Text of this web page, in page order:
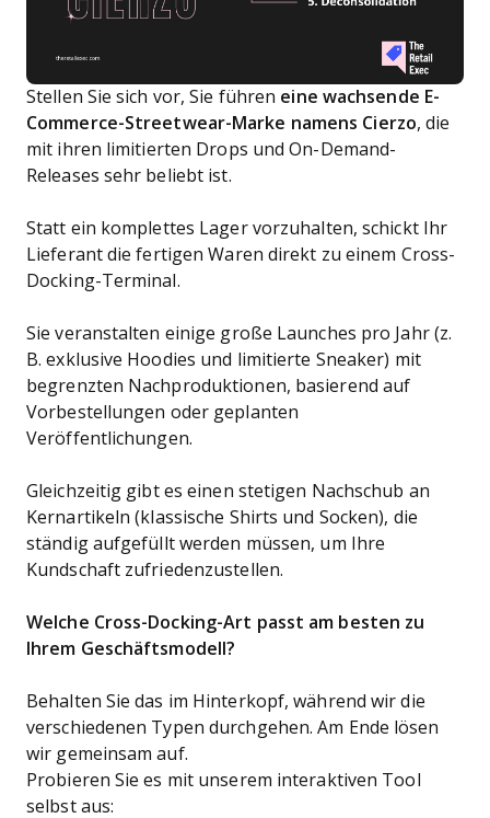
Stellen Sie sich vor, Sie führen eine wachsende E-
Commerce-Streetwear-Marke namens Cierzo, die
mit ihren limitierten Drops und On-Demand-
Releases sehr beliebt ist.
Statt ein komplettes Lager vorzuhalten, schickt Ihr
Lieferant die fertigen Waren direkt zu einem Cross-
Docking-Terminal.
Sie veranstalten einige große Launches pro Jahr (z.
B. exklusive Hoodies und limitierte Sneaker) mit
begrenzten Nachproduktionen, basierend auf
Vorbestellungen oder geplanten
Veröffentlichungen.
Gleichzeitig gibt es einen stetigen Nachschub an
Kernartikeln (klassische Shirts und Socken), die
ständig aufgefüllt werden müssen, um Ihre
Kundschaft zufriedenzustellen.
Welche Cross-Docking-Art passt am besten zu
Ihrem Geschäftsmodell?
Behalten Sie das im Hinterkopf, während wir die
verschiedenen Typen durchgehen. Am Ende lösen
wir gemeinsam auf.
Probieren Sie es mit unserem interaktiven Tool
selbst aus: